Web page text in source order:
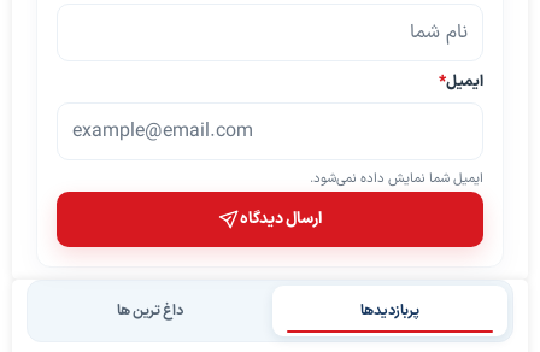
ایمیل*
ایمیل شما نمایش داده نمی‌شود.
ارسال دیدگاه
پربازدیدها داغ ترین ها